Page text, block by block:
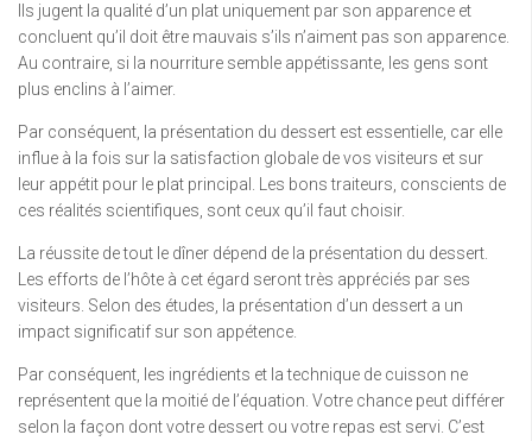
Ils jugent la qualité d’un plat uniquement par son apparence et
concluent qu’il doit être mauvais s’ils n’aiment pas son apparence.
Au contraire, si la nourriture semble appétissante, les gens sont
plus enclins à l’aimer.
Par conséquent, la présentation du dessert est essentielle, car elle
influe à la fois sur la satisfaction globale de vos visiteurs et sur
leur appétit pour le plat principal. Les bons traiteurs, conscients de
ces réalités scientifiques, sont ceux qu’il faut choisir.
La réussite de tout le dîner dépend de la présentation du dessert.
Les efforts de l’hôte à cet égard seront très appréciés par ses
visiteurs. Selon des études, la présentation d’un dessert a un
impact significatif sur son appétence.
Par conséquent, les ingrédients et la technique de cuisson ne
représentent que la moitié de l’équation. Votre chance peut différer
selon la façon dont votre dessert ou votre repas est servi. C’est